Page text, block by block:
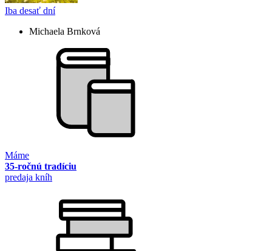
Iba desať dní
Michaela Brnková
Máme
35-ročnú tradíciu
predaja kníh